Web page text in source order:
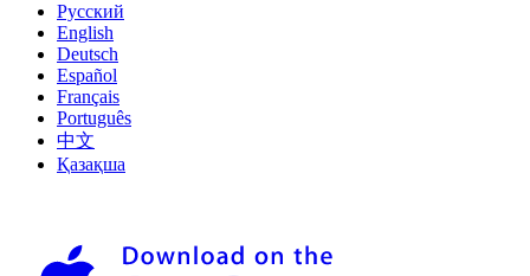
Русский
English
Deutsch
Español
Français
Português
中文
Қазақша